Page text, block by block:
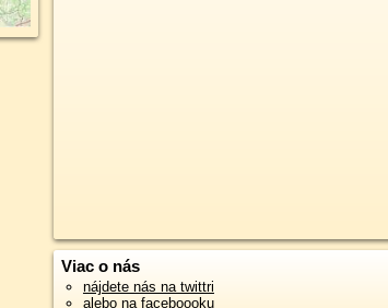
Viac o nás
nájdete nás na twittri
alebo na faceboooku